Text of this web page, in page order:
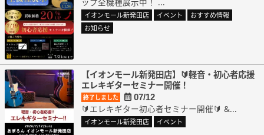
イオンモール新発田店 イベント
おすすめ情報
お知らせ
【イオンモール新発田店】🔰軽音・初心者応援
エレキギターセミナー開催！
終了しました 07/12
🔰エレキギター初心者セミナー開催🔰 &...
イオンモール新発田店 イベント